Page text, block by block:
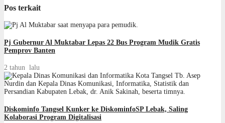
Pos terkait
Pj Gubernur Al Muktabar Lepas 22 Bus Program Mudik Gratis
Pemprov Banten
2 tahun lalu
Diskominfo Tangsel Kunker ke DiskominfoSP Lebak, Saling
Kolaborasi Program Digitalisasi